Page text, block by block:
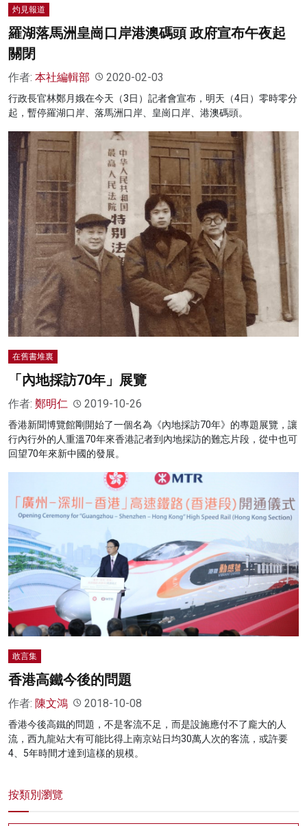
灼見報道
羅湖落馬洲皇崗口岸港澳碼頭 政府宣布午夜起
關閉
作者: 本社編輯部 2020-02-03
行政長官林鄭月娥在今天（3日）記者會宣布，明天（4日）零時零分
起，暫停羅湖口岸、落馬洲口岸、皇崗口岸、港澳碼頭。
在舊書堆裏
「內地採訪70年」展覽
作者: 鄭明仁 2019-10-26
香港新聞博覽館剛開始了一個名為《內地採訪70年》的專題展覽，讓
行內行外的人重溫70年來香港記者到內地採訪的難忘片段，從中也可
回望70年來新中國的發展。
敢言集
香港高鐵今後的問題
作者: 陳文鴻 2018-10-08
香港今後高鐵的問題，不是客流不足，而是設施應付不了龐大的人
流，西九龍站大有可能比得上南京站日均30萬人次的客流，或許要
4、5年時間才達到這樣的規模。
按類別瀏覽